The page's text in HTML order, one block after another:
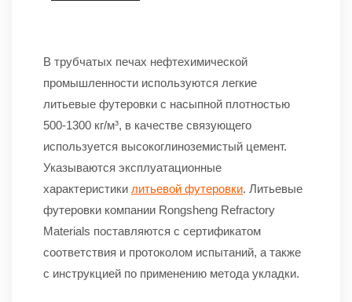
В трубчатых печах нефтехимической
промышленности используются легкие
литьевые футеровки с насыпной плотностью
500-1300 кг/м³, в качестве связующего
используется высокоглиноземистый цемент.
Указываются эксплуатационные
характеристики литьевой футеровки. Литьевые
футеровки компании Rongsheng Refractory
Materials поставляются с сертификатом
соответствия и протоколом испытаний, а также
с инструкцией по применению метода укладки.